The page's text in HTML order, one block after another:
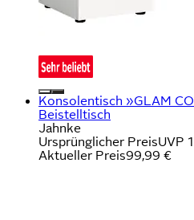
Konsolentisch »GLAM
Beistelltisch
Jahnke
Ursprünglicher PreisUVP
Aktueller Preis99,99 €